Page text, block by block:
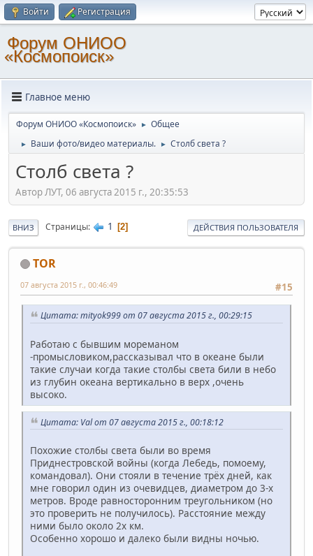
Войти Регистрация
Форум ОНИОО
«Космопоиск»
Главное меню
Форум ОНИОО «Космопоиск» ► Общее
► Ваши фото/видео материалы. ► Столб света ?
Столб света ?
Автор ЛУТ, 06 августа 2015 г., 20:35:53
ВНИЗ Страницы 1 2 ДЕЙСТВИЯ ПОЛЬЗОВАТЕЛЯ
TOR
#15
07 августа 2015 г., 00:46:49
Цитата: mityok999 от 07 августа 2015 г., 00:29:15
Работаю с бывшим мореманом
-промысловиком,рассказывал что в океане были
такие случаи когда такие столбы света били в небо
из глубин океана вертикально в верх ,очень
высоко.
Цитата: Val от 07 августа 2015 г., 00:18:12
Похожие столбы света были во время
Приднестровской войны (когда Лебедь, помоему,
командовал). Они стояли в течение трёх дней, как
мне говорил один из очевидцев, диаметром до 3-х
метров. Вроде равносторонним треугольником (но
это проверить не получилось). Расстояние между
ними было около 2х км.
Особенно хорошо и далеко были видны ночью.